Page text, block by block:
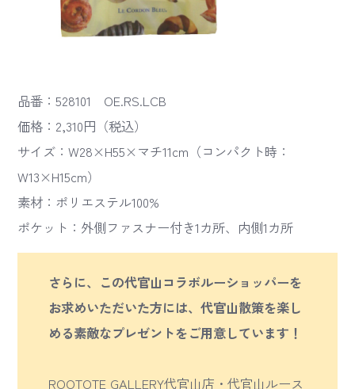
品番：528101 OE.RS.LCB
価格：2,310円（税込）
サイズ：W28×H55×マチ11cm（コンパクト時：
W13×H15cm）
素材：ポリエステル100%
ポケット：外側ファスナー付き1カ所、内側1カ所
さらに、この代官山コラボルーショッパーを
お求めいただいた方には、代官山散策を楽し
める素敵なプレゼントをご用意しています！
ROOTOTE GALLERY代官山店・代官山ルース